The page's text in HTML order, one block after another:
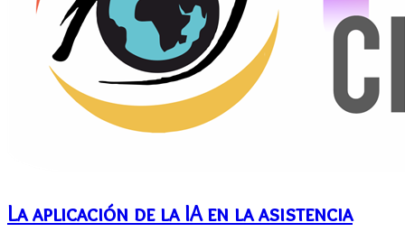
La aplicación de la IA en la asistencia